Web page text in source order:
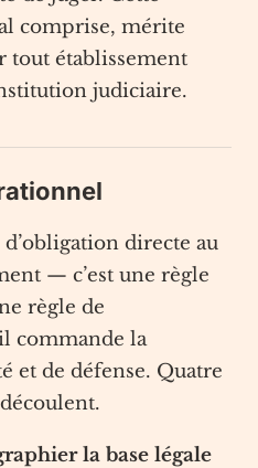
comprise, mérite
tout établissement
judiciaire.
d’obligation directe au
— c’est une règle
règle de
commande la
et de défense. Quatre
la base légale